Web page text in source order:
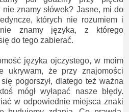
znamy słówek? Jasne, mi do
których nie rozumiem i
znamy języka, z którego
do tego zabierać.
języka ojczystego, w moim
ukrywam, że przy znajomości
pogorszył, dlatego też ważna
mógł wyłapać nasze błędy.
w odpowiednie miejsca znaki